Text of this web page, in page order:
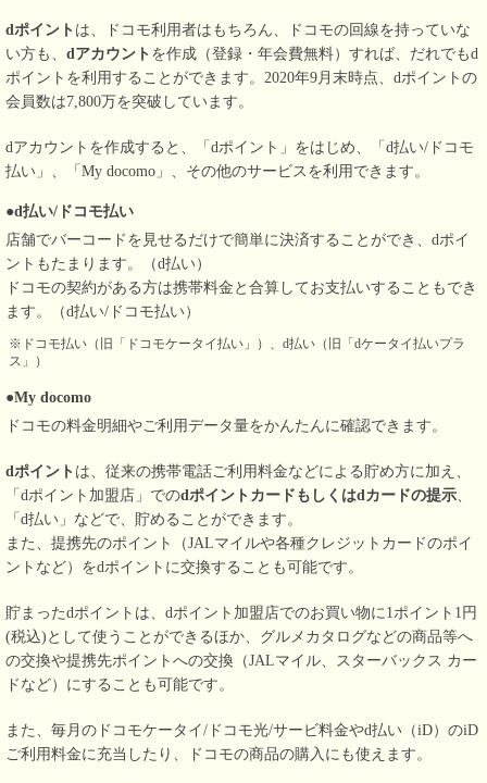
dポイント は、ドコモ利用者はもちろん、ドコモの回線を持っていな
い方も、 dアカウント を作成（登録・年会費無料）すれば、だれでもd
ポイントを利用することができます。2020年9月末時点、dポイントの
会員数は7,800万を突破しています。
dアカウントを作成すると、「dポイント」をはじめ、「d払い/ドコモ
払い」、「My docomo」、その他のサービスを利用できます。
●d払い/ドコモ払い
店舗でバーコードを見せるだけで簡単に決済することができ、dポイ
ントもたまります。（d払い）
ドコモの契約がある方は携帯料金と合算してお支払いすることもでき
ます。（d払い/ドコモ払い）
※ドコモ払い（旧「ドコモケータイ払い」）、d払い（旧「dケータイ払いプラ
ス」）
●My docomo
ドコモの料金明細やご利用データ量をかんたんに確認できます。
dポイント は、従来の携帯電話ご利用料金などによる貯め方に加え、
「dポイント加盟店」でのdポイントカードもしくはdカードの提示
「d払い」などで、貯めることができます。
また、提携先のポイント（JALマイルや各種クレジットカードのポイ
ントなど）をdポイントに交換することも可能です。
貯まったdポイントは、dポイント加盟店でのお買い物に1ポイント1円
(税込)として使うことができるほか、グルメカタログなどの商品等へ
の交換や提携先ポイントへの交換（JALマイル、スターバックス カー
ドなど）にすることも可能です。
また、毎月のドコモケータイ/ドコモ光/サービ料金やd払い（iD）のiD
ご利用料金に充当したり、ドコモの商品の購入にも使えます。